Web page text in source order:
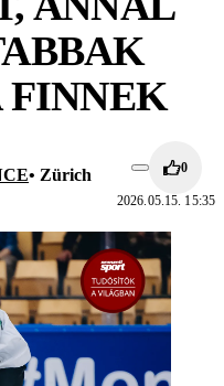
FINNEK
• Zürich 0
2026.05.15. 15:35